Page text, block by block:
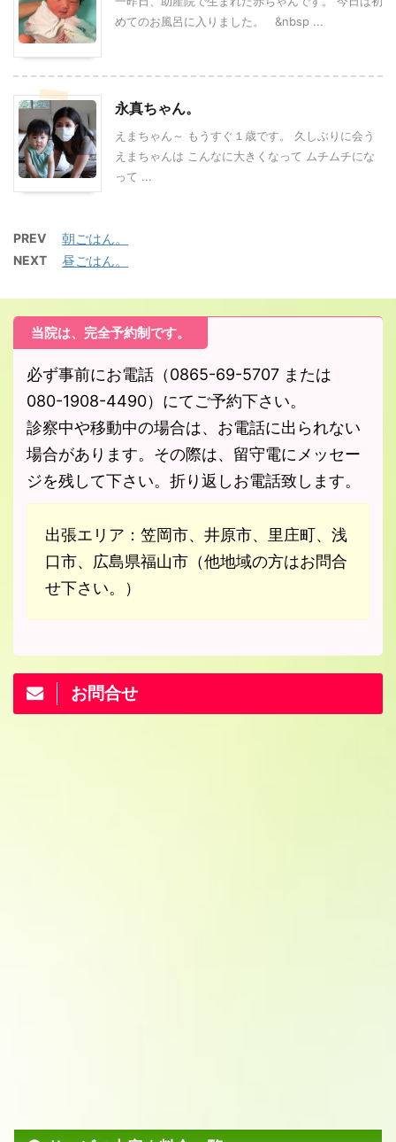
めてのお風呂に入りました。 &nbsp ...
永真ちゃん。
えまちゃん～ もうすぐ１歳です。 久しぶりに会う
えまちゃんは こんなに大きくなって ムチムチにな
って ...
PREV 朝ごはん。
NEXT 昼ごはん。
当院は、完全予約制です。
必ず事前にお電話（0865-69-5707 または
080-1908-4490）にてご予約下さい。
診察中や移動中の場合は、お電話に出られない
場合があります。その際は、留守電にメッセー
ジを残して下さい。折り返しお電話致します。
出張エリア：笠岡市、井原市、里庄町、浅
口市、広島県福山市（他地域の方はお問合
せ下さい。）
お問合せ